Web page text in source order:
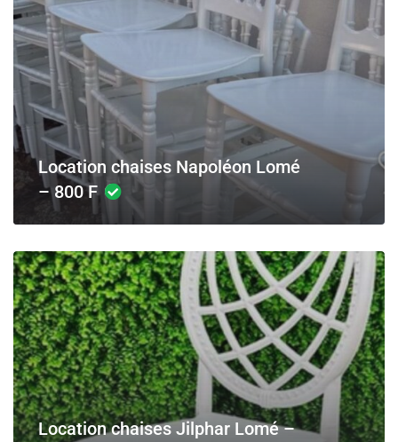
Location chaises Napoléon Lomé
– 800 F
Location chaises Jilphar Lomé –